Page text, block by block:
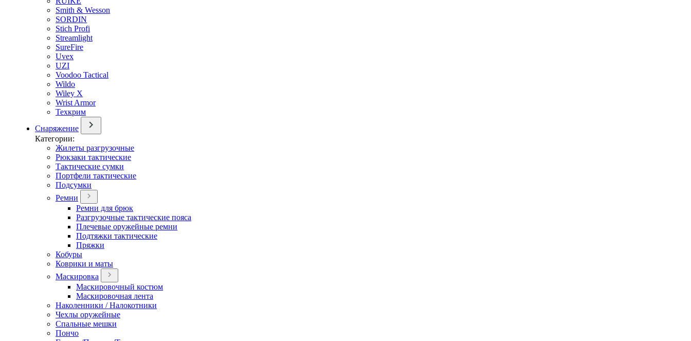
Smith & Wesson
SORDIN
Stich Profi
Streamlight
SureFire
Uvex
UZI
Voodoo Tactical
Wildo
Wiley X
Wrist Armor
Техкрим
Снаряжение
Категории:
Жилеты разгрузочные
Рюкзаки тактические
Тактические сумки
Портфели тактические
Подсумки
Ремни
Ремни для брюк
Разгрузочные тактические пояса
Плечевые оружейные ремни
Подтяжки тактические
Пряжки
Кобуры
Коврики и маты
Маскировка
Маскировочный костюм
Маскировочная лента
Наколенники / Налокотники
Чехлы оружейные
Спальные мешки
Пончо